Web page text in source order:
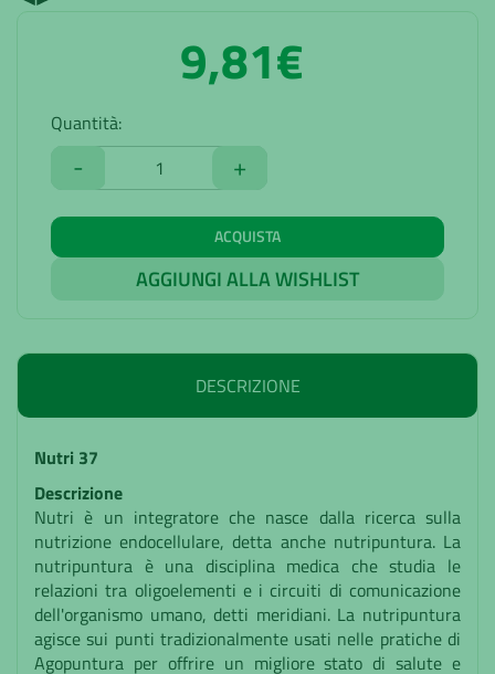
9,81€
Quantità:
- +
ACQUISTA
AGGIUNGI ALLA WISHLIST
DESCRIZIONE
Nutri 37
Descrizione
Nutri è un integratore che nasce dalla ricerca sulla
nutrizione endocellulare, detta anche nutripuntura. La
nutripuntura è una disciplina medica che studia le
relazioni tra oligoelementi e i circuiti di comunicazione
dell'organismo umano, detti meridiani. La nutripuntura
agisce sui punti tradizionalmente usati nelle pratiche di
Agopuntura per offrire un migliore stato di salute e